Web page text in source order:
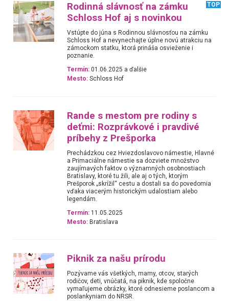
Rodinná slávnosť na zámku
Schloss Hof aj s novinkou
TOP
Vstúpte do júna s Rodinnou slávnosťou na zámku
Schloss Hof a nevynechajte úplne novú atrakciu na
zámockom statku, ktorá prináša osvieženie i
poznanie.
Termín: 01.06.2025 a ďalšie
Mesto: Schloss Hof
Rande s mestom pre rodiny s
deťmi: Rozprávkové i pravdivé
príbehy z Prešporka
Prechádzkou cez Hviezdoslavovo námestie, Hlavné
a Primaciálne námestie sa dozviete množstvo
zaujímavých faktov o významných osobnostiach
Bratislavy, ktoré tu žili, ale aj o tých, ktorým
Prešporok „skrížil“ cestu a dostali sa do povedomia
vďaka viacerým historickým udalostiam alebo
legendám.
Termín: 11.05.2025
Mesto: Bratislava
Piknik za našu prírodu
Pozývame vás všetkých, mamy, otcov, starých
rodičov, deti, vnúčatá, na piknik, kde spoločne
vymaľujeme obrázky, ktoré odnesieme poslancom a
poslankyniam do NRSR.